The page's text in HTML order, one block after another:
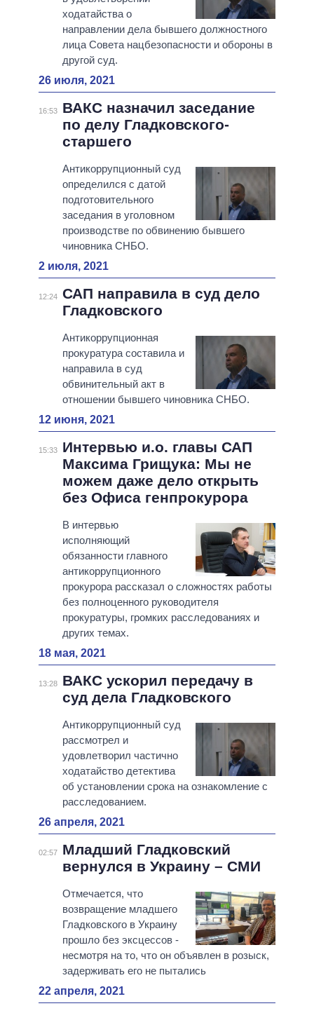
ходатайства о
направлении дела бывшего должностного
лица Совета нацбезопасности и обороны в
другой суд.
26 июля, 2021
16:53
ВАКС назначил заседание
по делу Гладковского-
старшего
Антикоррупционный суд
определился с датой
подготовительного
заседания в уголовном
производстве по обвинению бывшего
чиновника СНБО.
2 июля, 2021
12:24 САП направила в суд дело
Гладковского
Антикоррупционная
прокуратура составила и
направила в суд
обвинительный акт в
отношении бывшего чиновника СНБО.
12 июня, 2021
15:33
Интервью и.о. главы САП
Максима Грищука: Мы не
можем даже дело открыть
без Офиса генпрокурора
В интервью
исполняющий
обязанности главного
антикоррупционного
прокурора рассказал о сложностях работы
без полноценного руководителя
прокуратуры, громких расследованиях и
других темах.
18 мая, 2021
13:28
ВАКС ускорил передачу в
суд дела Гладковского
Антикоррупционный суд
рассмотрел и
удовлетворил частично
ходатайство детектива
об установлении срока на ознакомление с
расследованием.
26 апреля, 2021
02:57
Младший Гладковский
вернулся в Украину – СМИ
Отмечается, что
возвращение младшего
Гладковского в Украину
прошло без эксцессов -
несмотря на то, что он объявлен в розыск,
задерживать его не пытались
22 апреля, 2021